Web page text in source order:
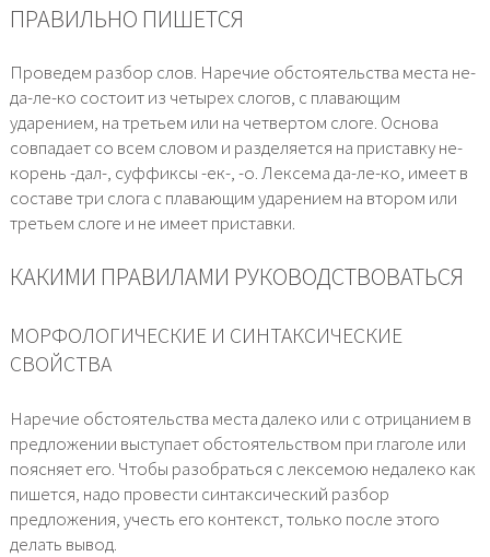
ПРАВИЛЬНО ПИШЕТСЯ
Проведем разбор слов. Наречие обстоятельства места не-
да-ле-ко состоит из четырех слогов, с плавающим
ударением, на третьем или на четвертом слоге. Основа
совпадает со всем словом и разделяется на приставку не-
корень -дал-, суффиксы -ек-, -о. Лексема да-ле-ко, имеет в
составе три слога с плавающим ударением на втором или
третьем слоге и не имеет приставки.
КАКИМИ ПРАВИЛАМИ РУКОВОДСТВОВАТЬСЯ
МОРФОЛОГИЧЕСКИЕ И СИНТАКСИЧЕСКИЕ
СВОЙСТВА
Наречие обстоятельства места далеко или с отрицанием в
предложении выступает обстоятельством при глаголе или
поясняет его. Чтобы разобраться с лексемою недалеко как
пишется, надо провести синтаксический разбор
предложения, учесть его контекст, только после этого
делать вывод.